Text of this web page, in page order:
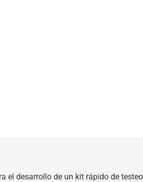
el desarrollo de un kit rápido de